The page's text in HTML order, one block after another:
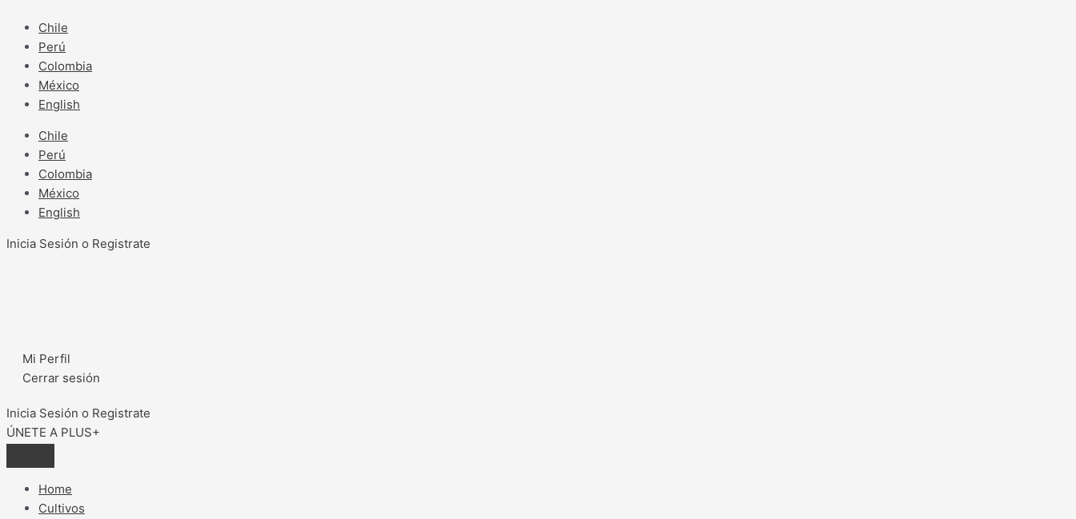
contenido
Chile
Perú
Colombia
México
English
Chile
Perú
Colombia
México
English
Inicia Sesión o Registrate
Mi Perfil
Cerrar sesión
Inicia Sesión o Registrate
ÚNETE A PLUS+
Home
Cultivos